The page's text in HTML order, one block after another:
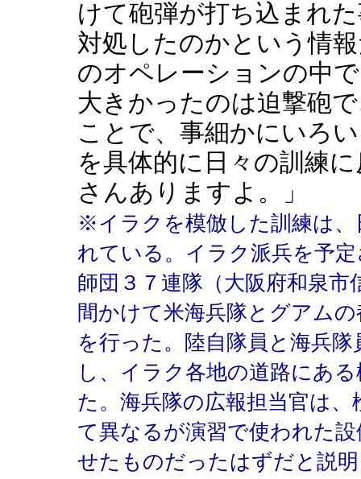
けて砲弾が打ち込まれ
対処したのかという情
のオペレーションの中
大きかったのは迫撃砲
ことで、事細かにいろ
を具体的に日々の訓練
さんありますよ。」
※イラクを模倣した訓練は
れている。イラク派兵を予
師団３７連隊（大阪府和泉
間かけて米海兵隊とグアム
を行った。陸自隊員と海兵
し、イラク各地の道路にあ
た。海兵隊の広報担当官は
て異なるが演習で使われた
せたものだったはずだと説